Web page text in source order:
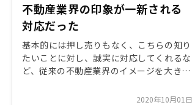
不動産業界の印象が一新される
対応だった
基本的には押し売りもなく、こちらの知り
たいことに対し、誠実に対応してくれるな
ど、従来の不動産業界のイメージを大きく
ほか、引き渡し時等、節目節目での重要な
2020年10月01日